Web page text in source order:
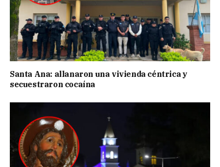
Santa Ana: allanaron una vivienda céntrica y
secuestraron cocaína